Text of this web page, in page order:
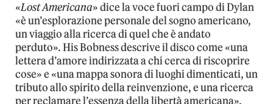
«Lost Americana» dice la voce fuori campo di Dylan
«è un’esplorazione personale del sogno americano,
un viaggio alla ricerca di quel che è andato
perduto». His Bobness descrive il disco come «una
lettera d’amore indirizzata a chi cerca di riscoprire
cose» e «una mappa sonora di luoghi dimenticati, un
tributo allo spirito della reinvenzione, e una ricerca
per reclamare l’essenza della libertà americana».